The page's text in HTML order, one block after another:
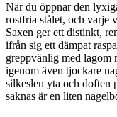
När du öppnar den
rostfria stålet, och varje
Saxen ger ett distinkt,
ifrån sig ett dämpat
greppvänlig med lagom
igenom även tjockare
silkeslen yta och doften
saknas är en liten